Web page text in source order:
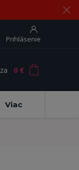
Prihlásenie
za 0 €
Viac